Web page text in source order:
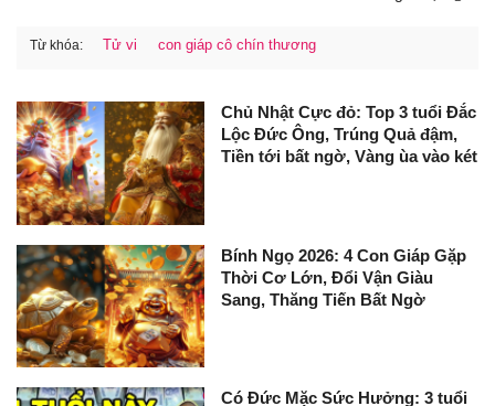
Từ khóa: Tử vi con giáp cô chín thương
Chủ Nhật Cực đỏ: Top 3 tuổi Đắc
Lộc Đức Ông, Trúng Quả đậm,
Tiền tới bất ngờ, Vàng ùa vào két
Bính Ngọ 2026: 4 Con Giáp Gặp
Thời Cơ Lớn, Đổi Vận Giàu
Sang, Thăng Tiến Bất Ngờ
Có Đức Mặc Sức Hưởng: 3 tuổi